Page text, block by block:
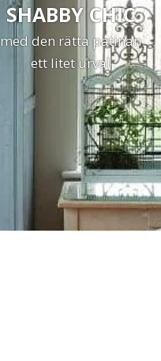
SHABBY CHIC
med den rätta patinan
ett litet urval